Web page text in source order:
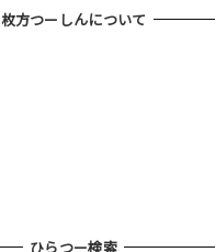
枚方つーしんについて
ひらつー検索